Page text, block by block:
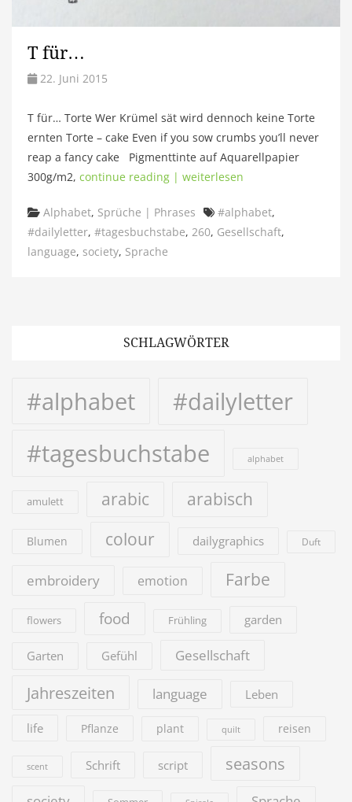
T für…
22. Juni 2015
T für… Torte Wer Krümel sät wird dennoch keine Torte
ernten Torte – cake Even if you sow crumbs you’ll never
reap a fancy cake Pigmenttinte auf Aquarellpapier
300g/m2, continue reading | weiterlesen
Categories
Alphabet, Sprüche | Phrases Tags
#alphabet,
#dailyletter, #tagesbuchstabe, 260, Gesellschaft,
language, society, Sprache
SCHLAGWÖRTER
#alphabet
#dailyletter
#tagesbuchstabe
alphabet
amulett arabic arabisch
Blumen colour dailygraphics Duft
embroidery emotion Farbe
flowers food Frühling garden
Garten Gefühl Gesellschaft
Jahreszeiten language Leben
life Pflanze plant quilt reisen
scent Schrift script seasons